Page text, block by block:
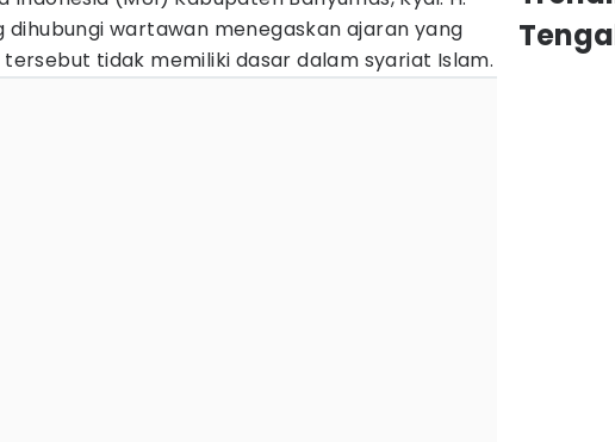
dihubungi wartawan menegaskan ajaran yang
tidak memiliki dasar dalam syariat Islam.